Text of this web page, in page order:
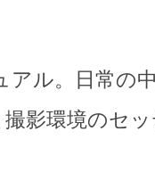
ル。日常の
影環境のセ